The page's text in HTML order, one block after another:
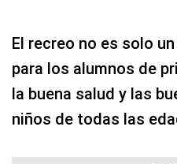
El recreo no es solo
para los alumnos de
la buena salud y las
niños de todas las